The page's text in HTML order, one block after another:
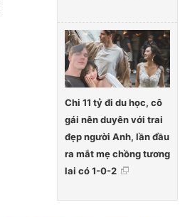
Chi 11 tỷ đi du học, cô
gái nên duyên với trai
đẹp người Anh, lần đầu
ra mắt mẹ chồng tương
lai có 1-0-2